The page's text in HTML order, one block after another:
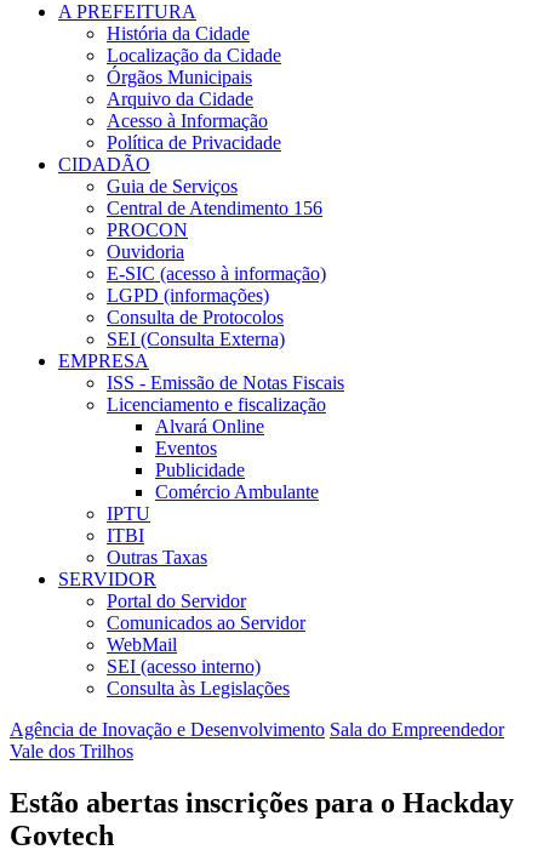
A PREFEITURA
História da Cidade
Localização da Cidade
Órgãos Municipais
Arquivo da Cidade
Acesso à Informação
Política de Privacidade
CIDADÃO
Guia de Serviços
Central de Atendimento 156
PROCON
Ouvidoria
E-SIC (acesso à informação)
LGPD (informações)
Consulta de Protocolos
SEI (Consulta Externa)
EMPRESA
ISS - Emissão de Notas Fiscais
Licenciamento e fiscalização
Alvará Online
Eventos
Publicidade
Comércio Ambulante
IPTU
ITBI
Outras Taxas
SERVIDOR
Portal do Servidor
Comunicados ao Servidor
WebMail
SEI (acesso interno)
Consulta às Legislações
Agência de Inovação e Desenvolvimento Sala do Empreendedor
Vale dos Trilhos
Estão abertas inscrições para o Hackday
Govtech